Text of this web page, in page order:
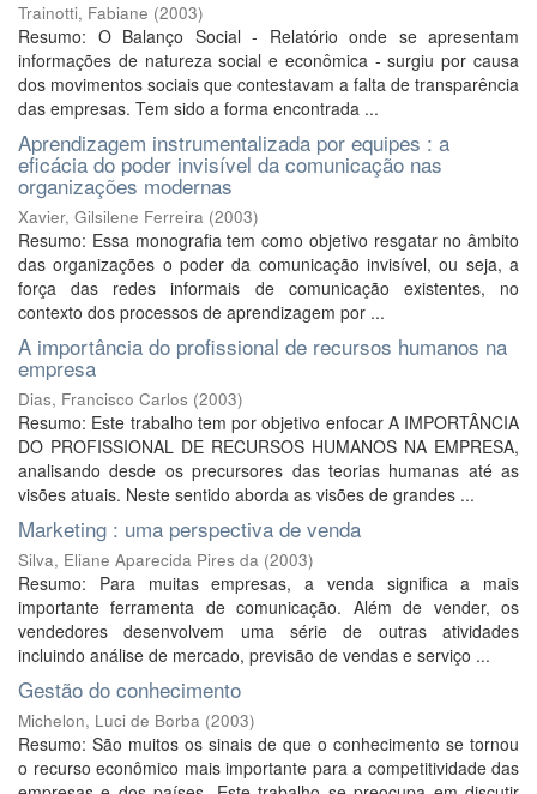
Trainotti, Fabiane (2003)
Resumo: O Balanço Social - Relatório onde se apresentam
informações de natureza social e econômica - surgiu por causa
dos movimentos sociais que contestavam a falta de transparência
das empresas. Tem sido a forma encontrada ...
Aprendizagem instrumentalizada por equipes : a
eficácia do poder invisível da comunicação nas
organizações modernas
Xavier, Gilsilene Ferreira (2003)
Resumo: Essa monografia tem como objetivo resgatar no âmbito
das organizações o poder da comunicação invisível, ou seja, a
força das redes informais de comunicação existentes, no
contexto dos processos de aprendizagem por ...
A importância do profissional de recursos humanos na
empresa
Dias, Francisco Carlos (2003)
Resumo: Este trabalho tem por objetivo enfocar A IMPORTÂNCIA
DO PROFISSIONAL DE RECURSOS HUMANOS NA EMPRESA,
analisando desde os precursores das teorias humanas até as
visões atuais. Neste sentido aborda as visões de grandes ...
Marketing : uma perspectiva de venda
Silva, Eliane Aparecida Pires da (2003)
Resumo: Para muitas empresas, a venda significa a mais
importante ferramenta de comunicação. Além de vender, os
vendedores desenvolvem uma série de outras atividades
incluindo análise de mercado, previsão de vendas e serviço ...
Gestão do conhecimento
Michelon, Luci de Borba (2003)
Resumo: São muitos os sinais de que o conhecimento se tornou
o recurso econômico mais importante para a competitividade das